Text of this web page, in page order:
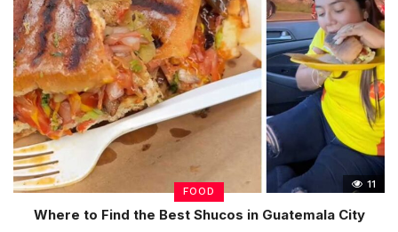
FOOD
11
Where to Find the Best Shucos in Guatemala City